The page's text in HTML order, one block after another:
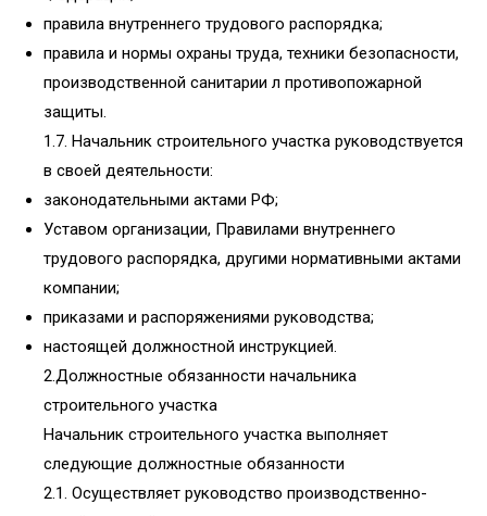
правила внутреннего трудового распорядка;
правила и нормы охраны труда, техники безопасности,
производственной санитарии л противопожарной
защиты.
1.7. Начальник строительного участка руководствуется
в своей деятельности:
законодательными актами РФ;
Уставом организации, Правилами внутреннего
трудового распорядка, другими нормативными актами
компании;
приказами и распоряжениями руководства;
настоящей должностной инструкцией.
2.Должностные обязанности начальника
строительного участка
Начальник строительного участка выполняет
следующие должностные обязанности
2.1. Осуществляет руководство производственно-